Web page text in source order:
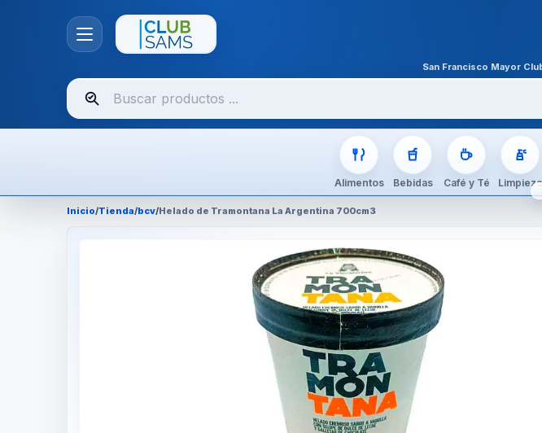
San Francisco Mayor
Buscar
productos
Alimentos Bebidas Café y Té Limpieza
Inicio/Tienda/bcv/Helado de Tramontana La Argentina 700cm3